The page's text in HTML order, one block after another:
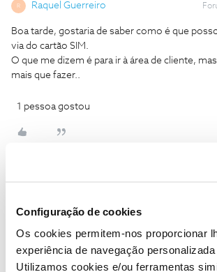
Configuração de cookies
Os cookies permitem-nos proporcionar
experiência de navegação
Utilizamos cookies e/ou ferramentas
R Raquel Guerreiro
Boa tarde, gostaria de saber como é que
via do cartão SIM.
O que me dizem é para ir à área de cliente,
mais que fazer..
1 pessoa gostou
Entra na área de cliente>gerir
pedidos>cartao SIM, e depois é só enviar.
Pedindo na área de cliente, pode demorar um